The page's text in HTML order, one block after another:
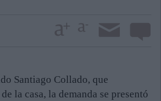
Santiago Collado, que
la casa, la demanda se presentó